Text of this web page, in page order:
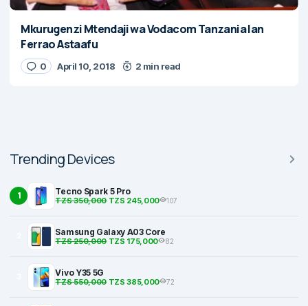
Mkurugenzi Mtendaji wa Vodacom Tanzania Ian
Ferrao Astaafu
0 April 10, 2018 2 min read
Trending Devices
1 Tecno Spark 5 Pro
TZS 350,000TZS 245,000 107
Samsung Galaxy A03 Core
TZS 250,000TZS 175,000 82
Vivo Y35 5G
TZS 550,000TZS 385,000 72